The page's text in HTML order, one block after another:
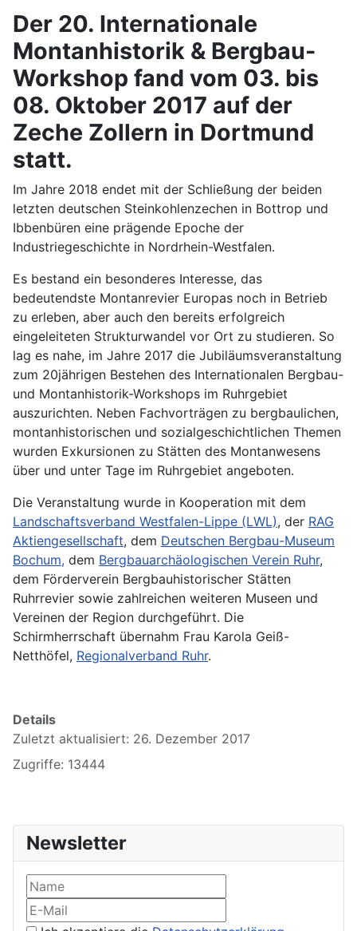
Der 20. Internationale
Montanhistorik & Bergbau-
Workshop fand vom 03. bis
08. Oktober 2017 auf der
Zeche Zollern in Dortmund
statt.
Im Jahre 2018 endet mit der Schließung der beiden
letzten deutschen Steinkohlenzechen in Bottrop und
Ibbenbüren eine prägende Epoche der
Industriegeschichte in Nordrhein-Westfalen.
Es bestand ein besonderes Interesse, das
bedeutendste Montanrevier Europas noch in Betrieb
zu erleben, aber auch den bereits erfolgreich
eingeleiteten Strukturwandel vor Ort zu studieren. So
lag es nahe, im Jahre 2017 die Jubiläumsveranstaltung
zum 20jährigen Bestehen des Internationalen Bergbau-
und Montanhistorik-Workshops im Ruhrgebiet
auszurichten. Neben Fachvorträgen zu bergbaulichen,
montanhistorischen und sozialgeschichtlichen Themen
wurden Exkursionen zu Stätten des Montanwesens
über und unter Tage im Ruhrgebiet angeboten.
Die Veranstaltung wurde in Kooperation mit dem
Landschaftsverband Westfalen-Lippe (LWL), der RAG
Aktiengesellschaft, dem Deutschen Bergbau-Museum
Bochum, dem Bergbauarchäologischen Verein Ruhr,
dem Förderverein Bergbauhistorischer Stätten
Ruhrrevier sowie zahlreichen weiteren Museen und
Vereinen der Region durchgeführt. Die
Schirmherrschaft übernahm Frau Karola Geiß-
Netthöfel, Regionalverband Ruhr.
Details
Zuletzt aktualisiert: 26. Dezember 2017
Zugriffe: 13444
Newsletter